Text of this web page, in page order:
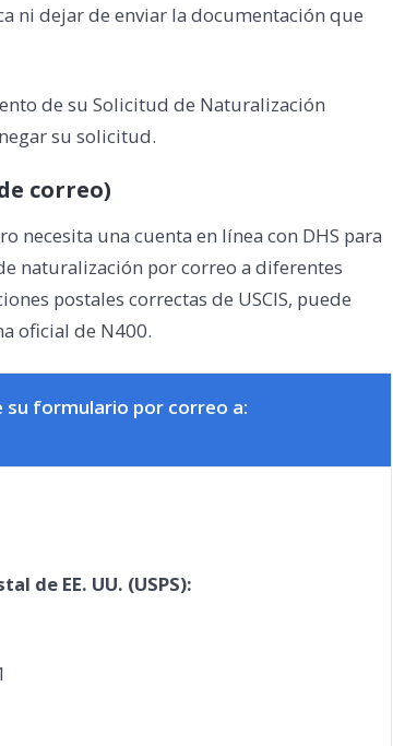
ni dejar de enviar la documentación que
de su Solicitud de Naturalización
su solicitud.
correo)
necesita una cuenta en línea con DHS para
naturalización por correo a diferentes
postales correctas de USCIS, puede
oficial de N400.
su formulario por correo a:
de EE. UU. (USPS):